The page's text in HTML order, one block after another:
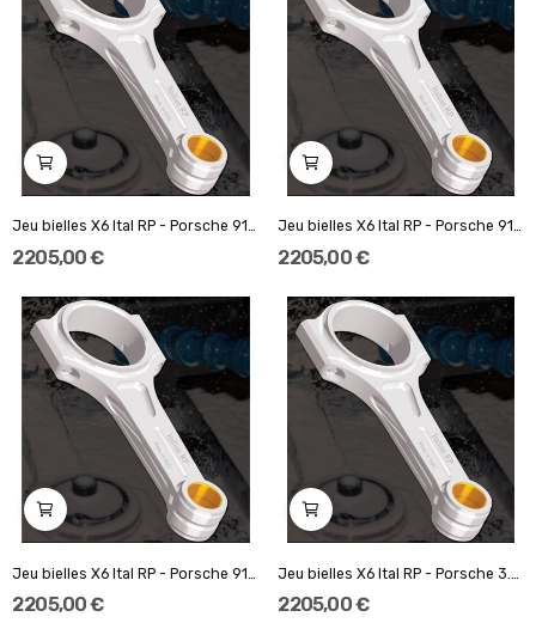
Jeu bielles X6 Ital RP - Porsche 911 2.4L - 2.7L
2 205,00 €
Jeu bielles X6 Ital RP - Porsche 911 3.0L
2 205,00 €
2 205,00 € 2 205,00 €